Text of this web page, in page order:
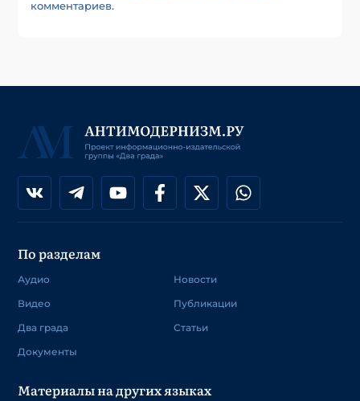
комментариев.
По разделам
Аудио
Видео
Два града
Документы
Новости
Публикации
Статьи
Материалы на других языках